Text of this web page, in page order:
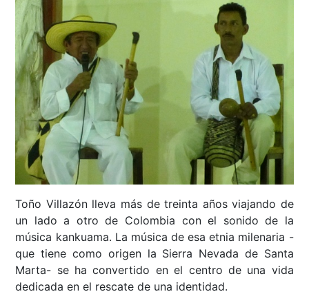
Toño Villazón lleva más de treinta años viajando de
un lado a otro de Colombia con el sonido de la
música kankuama. La música de esa etnia milenaria -
que tiene como origen la Sierra Nevada de Santa
Marta- se ha convertido en el centro de una vida
dedicada en el rescate de una identidad.